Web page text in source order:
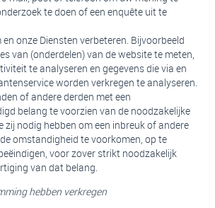
te doen of een enquête uit te
onze Diensten verbeteren. Bijvoorbeeld
van (onderdelen) van de website te meten,
te analyseren en gegevens die via en
worden verkregen te analyseren.
of andere derden met een
belang te voorzien van de noodzakelijke
zij nodig hebben om een inbreuk of andere
omstandigheid te voorkomen, op te
voor zover strikt noodzakelijk
van dat belang.
hebben verkregen